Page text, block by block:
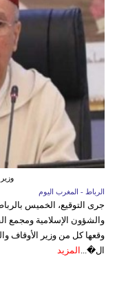
الرباط - المغرب اليوم
جرى التوقيع، الخميس
والشؤون الإسلامية ومجمع
وقعها كل من وزير الأوقاف
ال�... المزيد